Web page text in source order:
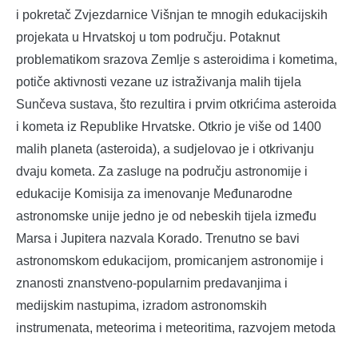
i pokretač Zvjezdarnice Višnjan te mnogih edukacijskih
projekata u Hrvatskoj u tom području. Potaknut
problematikom srazova Zemlje s asteroidima i kometima,
potiče aktivnosti vezane uz istraživanja malih tijela
Sunčeva sustava, što rezultira i prvim otkrićima asteroida
i kometa iz Republike Hrvatske. Otkrio je više od 1400
malih planeta (asteroida), a sudjelovao je i otkrivanju
dvaju kometa. Za zasluge na području astronomije i
edukacije Komisija za imenovanje Međunarodne
astronomske unije jedno je od nebeskih tijela između
Marsa i Jupitera nazvala Korado. Trenutno se bavi
astronomskom edukacijom, promicanjem astronomije i
znanosti znanstveno-popularnim predavanjima i
medijskim nastupima, izradom astronomskih
instrumenata, meteorima i meteoritima, razvojem metoda